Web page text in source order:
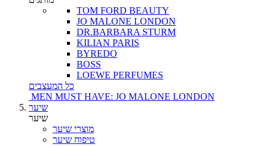
TOM FORD BEAUTY
JO MALONE LONDON
DR.BARBARA STURM
KILIAN PARIS
BYREDO
BOSS
LOEWE PERFUMES
כל המעצבים
MEN MUST HAVE: JO MALONE LONDON
שיער
שיער
מוצרי שיער
טיפוח שיער